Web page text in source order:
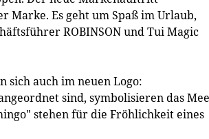
Es geht um Spaß im Urlaub,
ROBINSON und Tui Magic
sich auch im neuen Logo:
sind, symbolisieren das
stehen für die Fröhlichkeit eines